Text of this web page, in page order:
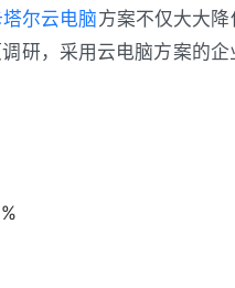
尔云电脑方案不仅大大
研，采用云电脑方案的